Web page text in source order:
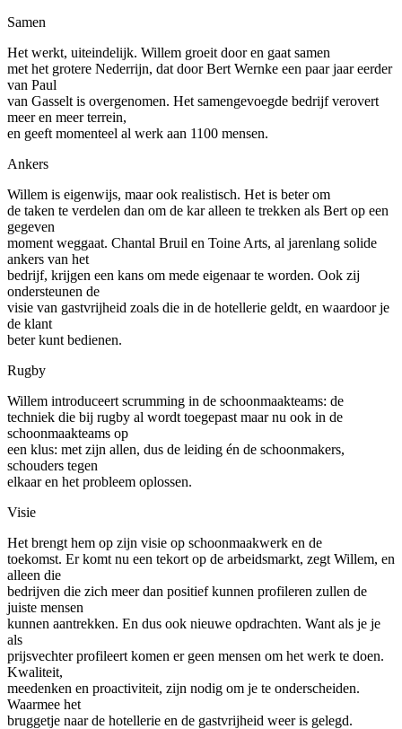
Samen
Het werkt, uiteindelijk. Willem groeit door en gaat samen
met het grotere Nederrijn, dat door Bert Wernke een paar jaar eerder
van Paul
van Gasselt is overgenomen. Het samengevoegde bedrijf verovert
meer en meer terrein,
en geeft momenteel al werk aan 1100 mensen.
Ankers
Willem is eigenwijs, maar ook realistisch. Het is beter om
de taken te verdelen dan om de kar alleen te trekken als Bert op een
gegeven
moment weggaat. Chantal Bruil en Toine Arts, al jarenlang solide
ankers van het
bedrijf, krijgen een kans om mede eigenaar te worden. Ook zij
ondersteunen de
visie van gastvrijheid zoals die in de hotellerie geldt, en waardoor je
de klant
beter kunt bedienen.
Rugby
Willem introduceert scrumming in de schoonmaakteams: de
techniek die bij rugby al wordt toegepast maar nu ook in de
schoonmaakteams op
een klus: met zijn allen, dus de leiding én de schoonmakers,
schouders tegen
elkaar en het probleem oplossen.
Visie
Het brengt hem op zijn visie op schoonmaakwerk en de
toekomst. Er komt nu een tekort op de arbeidsmarkt, zegt Willem, en
alleen die
bedrijven die zich meer dan positief kunnen profileren zullen de
juiste mensen
kunnen aantrekken. En dus ook nieuwe opdrachten. Want als je je
als
prijsvechter profileert komen er geen mensen om het werk te doen.
Kwaliteit,
meedenken en proactiviteit, zijn nodig om je te onderscheiden.
Waarmee het
bruggetje naar de hotellerie en de gastvrijheid weer is gelegd.